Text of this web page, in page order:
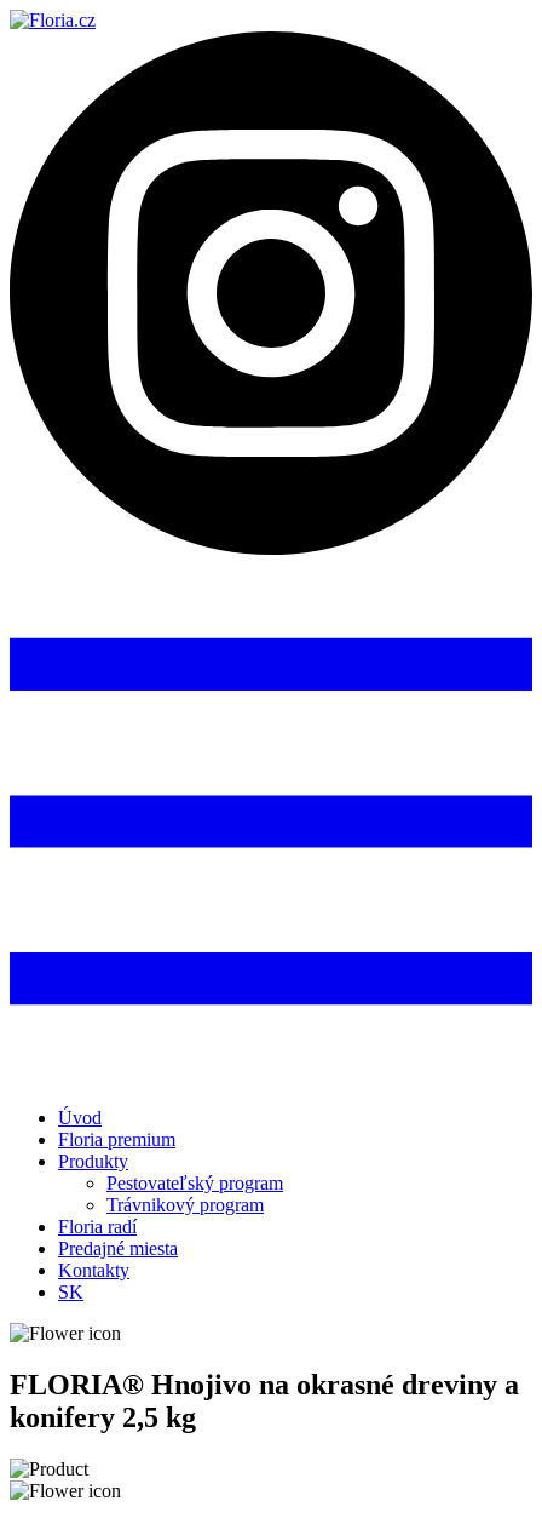
Úvod
Floria premium
Produkty
Pestovateľský program
Trávnikový program
Floria radí
Predajné miesta
Kontakty
SK
FLORIA® Hnojivo na okrasné dreviny a
konifery 2,5 kg